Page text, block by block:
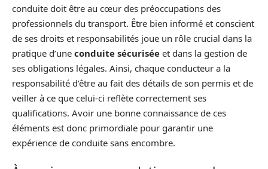
conduite doit être au cœur des préoccupations des
professionnels du transport. Être bien informé et conscient
de ses droits et responsabilités joue un rôle crucial dans la
pratique d’une conduite sécurisée et dans la gestion de
ses obligations légales. Ainsi, chaque conducteur a la
responsabilité d’être au fait des détails de son permis et de
veiller à ce que celui-ci reflète correctement ses
qualifications. Avoir une bonne connaissance de ces
éléments est donc primordiale pour garantir une
expérience de conduite sans encombre.